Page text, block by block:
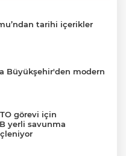
tarihi içerikler
Büyükşehir'den modern
görevi için
yerli savunma